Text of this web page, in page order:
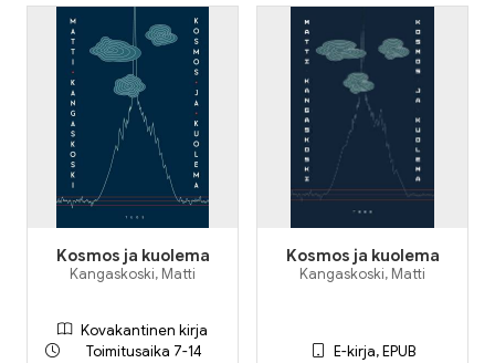
Kosmos ja kuolema
Kangaskoski, Matti
Kovakantinen kirja
Toimitusaika 7-14
Kosmos ja kuolema
Kangaskoski, Matti
E-kirja, EPUB